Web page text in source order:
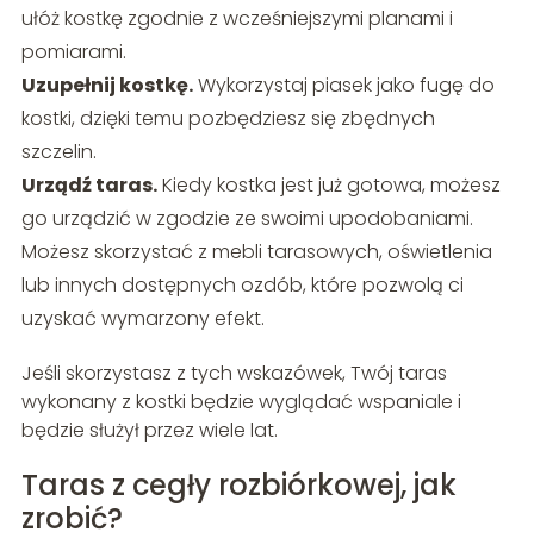
ułóż kostkę zgodnie z wcześniejszymi planami i
pomiarami.
Uzupełnij kostkę.Wykorzystaj piasek jako fugę do
kostki, dzięki temu pozbędziesz się zbędnych
szczelin.
Urządź taras.Kiedy kostka jest już gotowa, możesz
go urządzić w zgodzie ze swoimi upodobaniami.
Możesz skorzystać z mebli tarasowych, oświetlenia
lub innych dostępnych ozdób, które pozwolą ci
uzyskać wymarzony efekt.
Jeśli skorzystasz z tych wskazówek, Twój taras
wykonany z kostki będzie wyglądać wspaniale i
będzie służył przez wiele lat.
Taras z cegły rozbiórkowej, jak
zrobić?